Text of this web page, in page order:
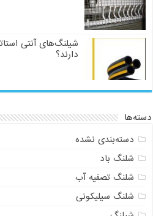
شیلنگ‌های آنتی
دارند؟
دسته‌ها
دسته‌بندی نشده
شلنگ باد
شلنگ تصفیه آب
شلنگ سیلیکونی